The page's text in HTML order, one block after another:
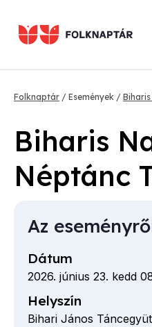
tartalomra
Morzsa
Folknaptár Események
Biharis
Néptánc
Az
Dátum
2026. június 23. kedd
Helyszín
Bihari János